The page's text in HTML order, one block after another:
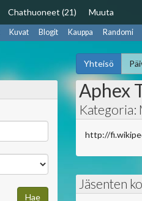
Chathuoneet (21) Muuta
Kuvat Blogit Kauppa Randomi
Yhteisö
Aphex
Kategoria:
http://
Jäsenten